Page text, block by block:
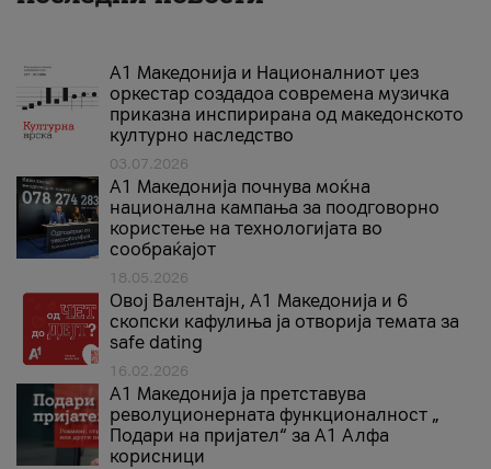
А1 Македонија и Националниот џез
оркестар создадоа современа музичка
приказна инспирирана од македонското
културно наследство
03.07.2026
A1 Македонија почнува моќна
национална кампања за поодговорно
користење на технологијата во
сообраќајот
18.05.2026
Овој Валентајн, A1 Македонија и 6
скопски кафулиња ја отворија темата за
safe dating
16.02.2026
А1 Македонија ја претставува
револуционерната функционалност „
Подари на пријател“ за А1 Алфа
корисници